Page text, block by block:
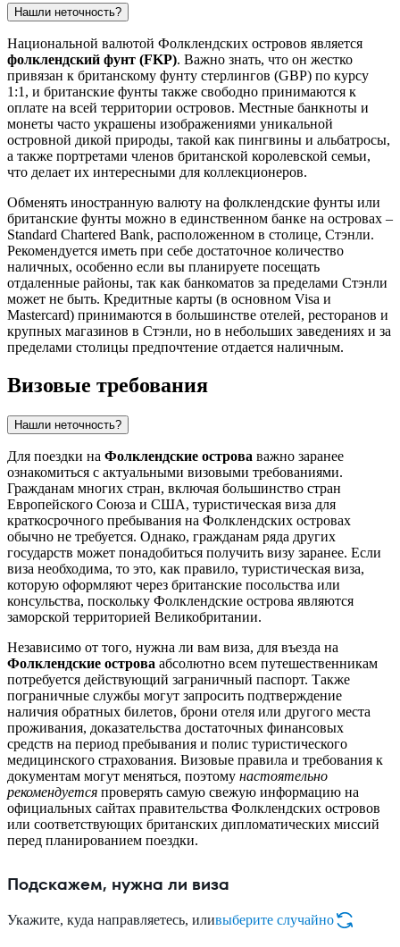
Нашли неточность?
Национальной валютой Фолклендских островов является
фолклендский фунт (FKP). Важно знать, что он жестко
привязан к британскому фунту стерлингов (GBP) по курсу
1:1, и британские фунты также свободно принимаются к
оплате на всей территории островов. Местные банкноты и
монеты часто украшены изображениями уникальной
островной дикой природы, такой как пингвины и альбатросы,
а также портретами членов британской королевской семьи,
что делает их интересными для коллекционеров.
Обменять иностранную валюту на фолклендские фунты или
британские фунты можно в единственном банке на островах –
Standard Chartered Bank, расположенном в столице, Стэнли.
Рекомендуется иметь при себе достаточное количество
наличных, особенно если вы планируете посещать
отдаленные районы, так как банкоматов за пределами Стэнли
может не быть. Кредитные карты (в основном Visa и
Mastercard) принимаются в большинстве отелей, ресторанов и
крупных магазинов в Стэнли, но в небольших заведениях и за
пределами столицы предпочтение отдается наличным.
Визовые требования
Нашли неточность?
Для поездки на Фолклендские острова важно заранее
ознакомиться с актуальными визовыми требованиями.
Гражданам многих стран, включая большинство стран
Европейского Союза и США, туристическая виза для
краткосрочного пребывания на Фолклендских островах
обычно не требуется. Однако, гражданам ряда других
государств может понадобиться получить визу заранее. Если
виза необходима, то это, как правило, туристическая виза,
которую оформляют через британские посольства или
консульства, поскольку Фолклендские острова являются
заморской территорией Великобритании.
Независимо от того, нужна ли вам виза, для въезда на
Фолклендские острова абсолютно всем путешественникам
потребуется действующий заграничный паспорт. Также
пограничные службы могут запросить подтверждение
наличия обратных билетов, брони отеля или другого места
проживания, доказательства достаточных финансовых
средств на период пребывания и полис туристического
медицинского страхования. Визовые правила и требования к
документам могут меняться, поэтому настоятельно
рекомендуется проверять самую свежую информацию на
официальных сайтах правительства Фолклендских островов
или соответствующих британских дипломатических миссий
перед планированием поездки.
Подскажем, нужна ли виза
Укажите, куда направляетесь, иливыберите случайно